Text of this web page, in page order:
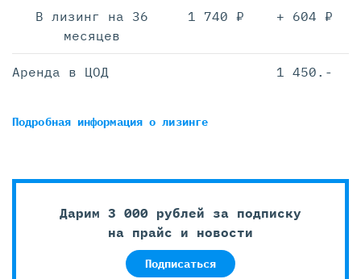
В лизинг на 36
месяцев
1 740 ₽ + 604 ₽
Аренда в ЦОД 1 450.-
Подробная информацияо лизинге
Дарим 3 000 рублей за подписку
на прайс и новости
Подписаться